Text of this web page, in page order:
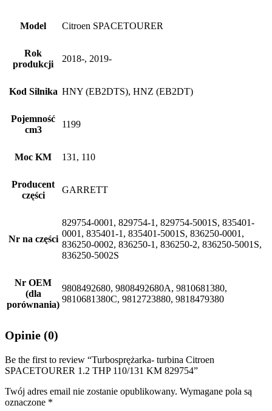
Model Citroen SPACETOURER
Rok
produkcji
2018-, 2019-
Kod Silnika HNY (EB2DTS), HNZ (EB2DT)
Pojemność
cm3
1199
Moc KM 131, 110
Producent
części
GARRETT
Nr na części
829754-0001, 829754-1, 829754-5001S, 835401-
0001, 835401-1, 835401-5001S, 836250-0001,
836250-0002, 836250-1, 836250-2, 836250-5001S,
836250-5002S
Nr OEM
(dla
porównania)
9808492680, 9808492680A, 9810681380,
9810681380C, 9812723880, 9818479380
Opinie (0)
Be the first to review “Turbosprężarka- turbina Citroen
SPACETOURER 1.2 THP 110/131 KM 829754”
Twój adres email nie zostanie opublikowany. Wymagane pola są
oznaczone *